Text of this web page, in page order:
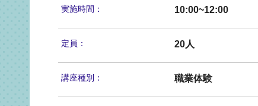
実施時間： 10:00~12:00
定員： 20人
講座種別： 職業体験